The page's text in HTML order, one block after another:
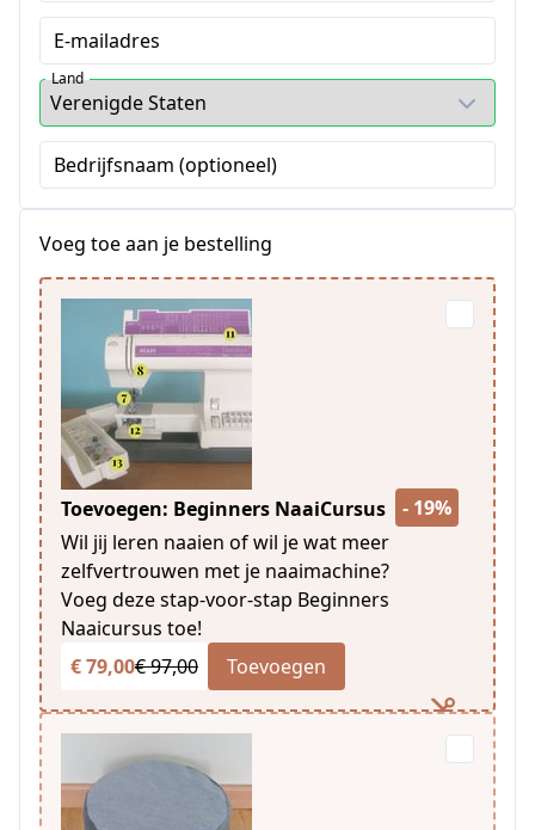
E-mailadres
Land
Bedrijfsnaam (optioneel)
Voeg toe aan je bestelling
Toevoegen: Beginners NaaiCursus
- 19%
Wil jij leren naaien of wil je wat meer
zelfvertrouwen met je naaimachine?
Voeg deze stap-voor-stap Beginners
Naaicursus toe!
€ 79,00€ 97,00 Toevoegen